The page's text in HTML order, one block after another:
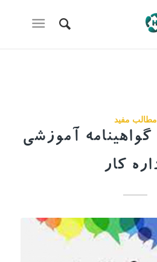
مطالب مفید
آموزشی
کار